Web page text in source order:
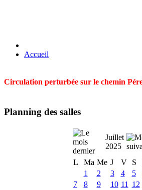
Accueil
Circulation perturbée sur le chemin
Planning des salles
Juillet
2025
L
Ma Me J V S
1
2 3 4 5
7
8 9 10 11 12